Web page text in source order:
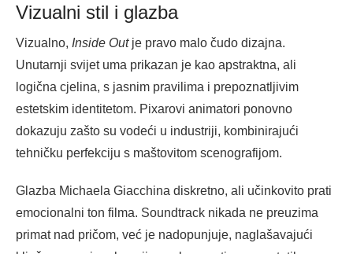
Vizualni stil i glazba
Vizualno, Inside Outje pravo malo čudo dizajna.
Unutarnji svijet uma prikazan je kao apstraktna, ali
logična cjelina, s jasnim pravilima i prepoznatljivim
estetskim identitetom. Pixarovi animatori ponovno
dokazuju zašto su vodeći u industriji, kombinirajući
tehničku perfekciju s maštovitom scenografijom.
Glazba Michaela Giacchina diskretno, ali učinkovito prati
emocionalni ton filma. Soundtrack nikada ne preuzima
primat nad pričom, već je nadopunjuje, naglašavajući